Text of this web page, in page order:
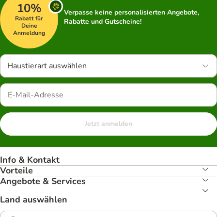
10%
Rabatt für
Deine
Anmeldung
Verpasse keine personalisierten Angebote,
Rabatte und Gutscheine!
Haustierart auswählen
Jetzt anmelden
Info & Kontakt
Vorteile
Angebote & Services
Land auswählen